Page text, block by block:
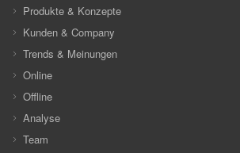
Produkte & Konzepte
Kunden & Company
Trends & Meinungen
Online
Offline
Analyse
Team